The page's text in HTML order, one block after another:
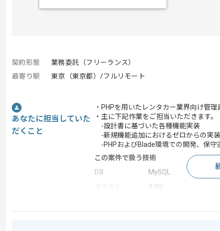
契約形態
業務委託（フリーランス）
最寄り駅
東京（東京都）/フルリモート
あなたに担当していた
だくこと
・PHPを用いたレンタカー業界向け管
・主に下記作業をご担当いただきます。
-設計書に基づいた各種機能実装
-新規機能追加におけるゼロからの実装
-PHPおよびBlade環境での開発、保守
この案件で扱う技術
DB
MySQL
AWS